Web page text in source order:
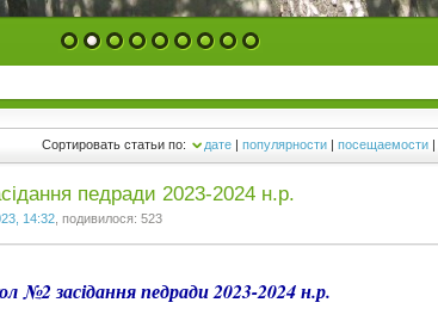
1 2 3 4 5 6 7 8 9
Сортировать статьи по: дате | популярности | посещаемости |
педради 2023-2024 н.р.
14:32 , подивилося: 523
№2 засідання педради 2023-2024 н.р.